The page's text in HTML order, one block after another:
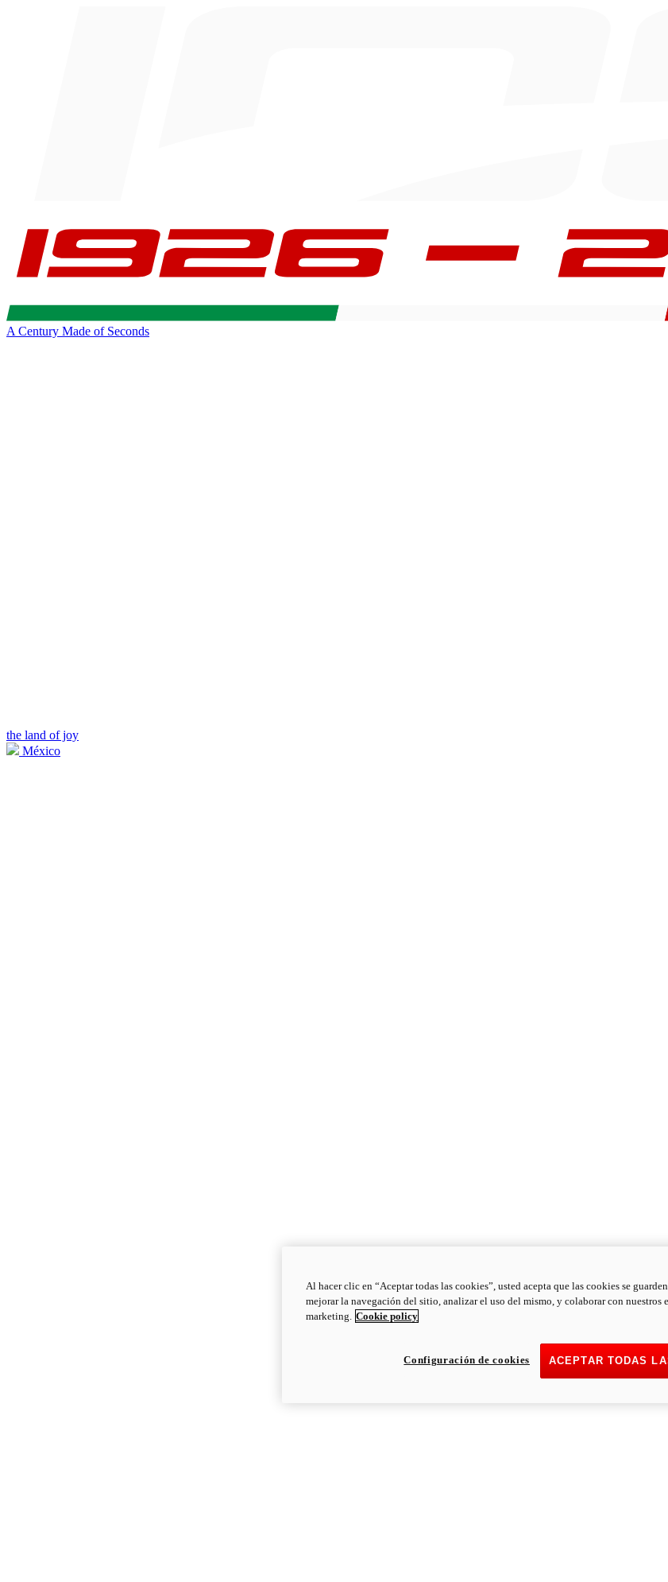
A Century Made of Seconds
the land of joy
México
Al hacer clic en “Aceptar todas las cookies”, usted acepta que las cookies se
mejorar la navegación del sitio, analizar el uso del mismo, y colaborar con nuestros
marketing. Cookie policy
ACEPTAR TODAS
Configuración de cookies